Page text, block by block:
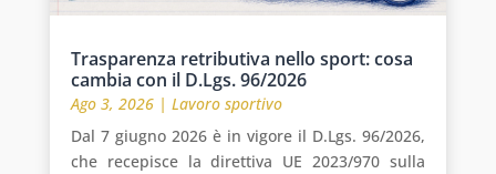
Trasparenza retributiva nello sport: cosa
cambia con il D.Lgs. 96/2026
Ago 3, 2026| Lavoro sportivo
Dal 7 giugno 2026 è in vigore il D.Lgs. 96/2026,
che recepisce la direttiva UE 2023/970 sulla